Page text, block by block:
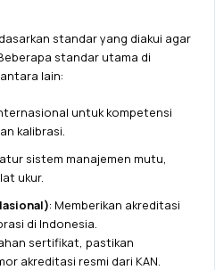
standar yang diakui agar
standar utama di
lain:
untuk kompetensi
kalibrasi.
sistem manajemen mutu,
ukur.
: Memberikan akreditasi
di Indonesia.
sertifikat, pastikan
akreditasi resmi dari KAN.